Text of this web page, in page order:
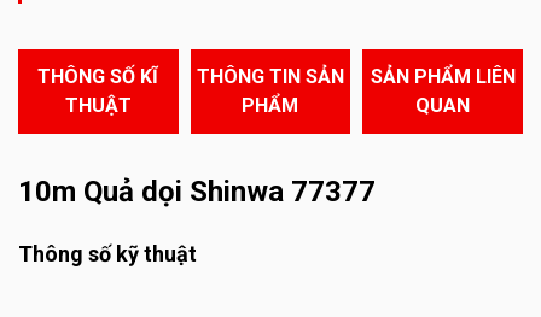
THÔNG SỐ KĨ
THUẬT
THÔNG TIN SẢN
PHẨM
SẢN PHẨM LIÊN
QUAN
10m Quả dọi Shinwa 77377
Thông số kỹ thuật